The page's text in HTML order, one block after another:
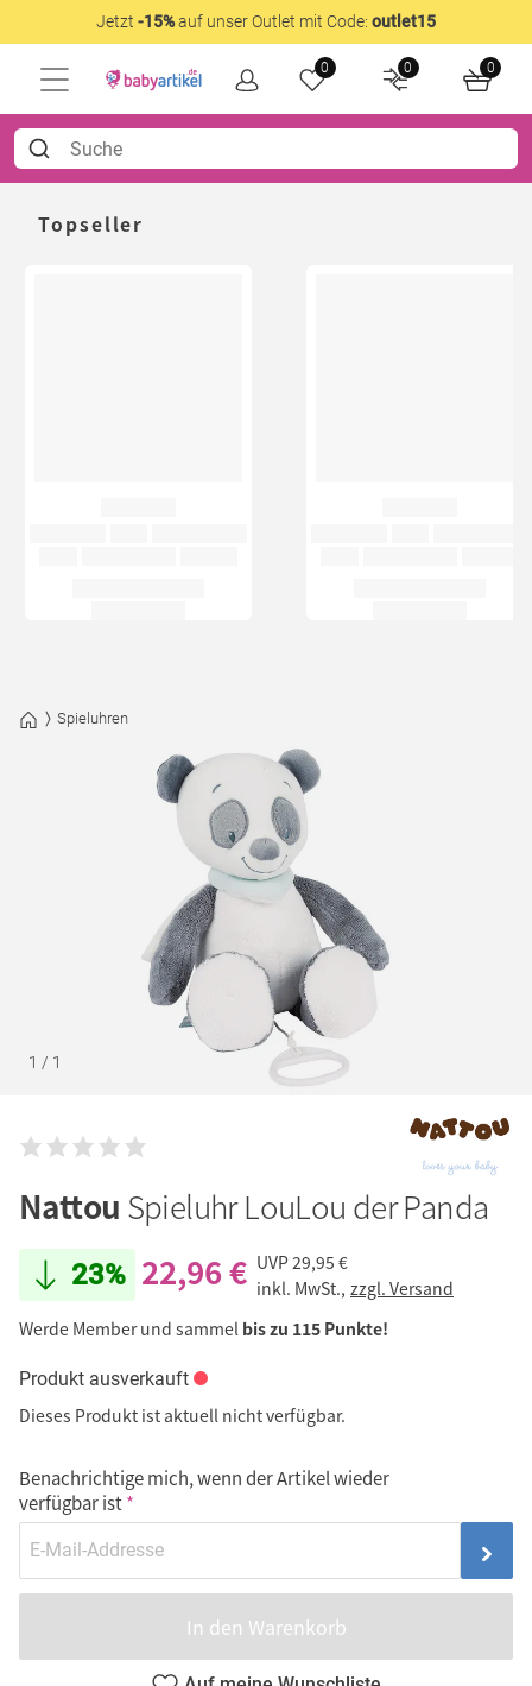
Jetzt -15%auf unser Outlet mit Code: outlet15
0 0 0
Topseller
Spieluhren
1 / 1
Nattou Spieluhr LouLou der Panda
23% 22,96 € UVP29,95 €
inkl. MwSt., zzgl. Versand
Werde Member und sammel bis zu 115 Punkte!
Produkt ausverkauft
Dieses Produkt ist aktuell nicht verfügbar.
Benachrichtige mich, wenn der Artikel wieder
verfügbar ist
In den Warenkorb